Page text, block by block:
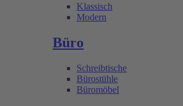
Klassisch
Modern
Büro
Schreibtische
Bürostühle
Büromöbel